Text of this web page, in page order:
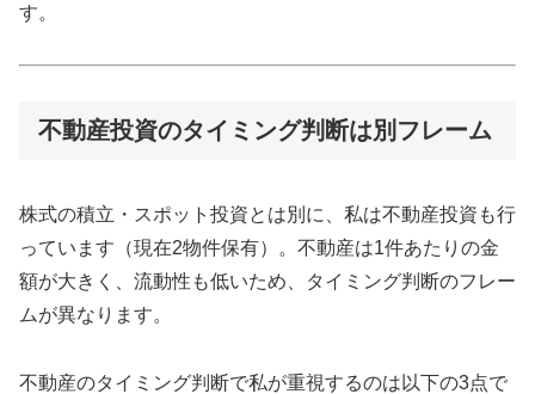
す。
不動産投資のタイミング判断は別フレーム
株式の積立・スポット投資とは別に、私は不動産投資も行
っています（現在2物件保有）。不動産は1件あたりの金
額が大きく、流動性も低いため、タイミング判断のフレー
ムが異なります。
不動産のタイミング判断で私が重視するのは以下の3点で